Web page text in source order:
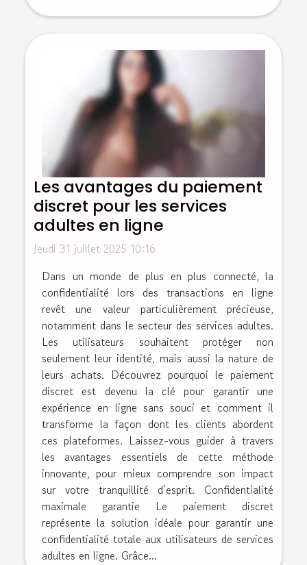
Les avantages du paiement
discret pour les services
adultes en ligne
Jeudi 31 juillet 2025 10:16
Dans un monde de plus en plus connecté, la
confidentialité lors des transactions en ligne
revêt une valeur particulièrement précieuse,
notamment dans le secteur des services adultes.
Les utilisateurs souhaitent protéger non
seulement leur identité, mais aussi la nature de
leurs achats. Découvrez pourquoi le paiement
discret est devenu la clé pour garantir une
expérience en ligne sans souci et comment il
transforme la façon dont les clients abordent
ces plateformes. Laissez-vous guider à travers
les avantages essentiels de cette méthode
innovante, pour mieux comprendre son impact
sur votre tranquillité d’esprit. Confidentialité
maximale garantie Le paiement discret
représente la solution idéale pour garantir une
confidentialité totale aux utilisateurs de services
adultes en ligne. Grâce...